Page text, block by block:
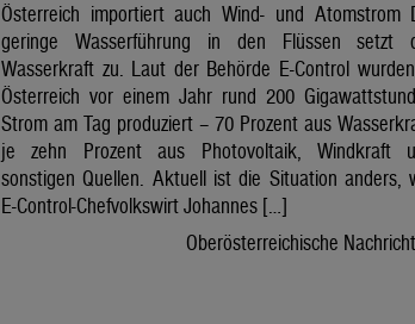
Österreich importiert auch Wind- und Atomstrom
geringe Wasserführung in den Flüssen setzt
Wasserkraft zu. Laut der Behörde E-Control
Österreich vor einem Jahr rund 200
Strom am Tag produziert – 70 Prozent aus
je zehn Prozent aus Photovoltaik, Windkraft
sonstigen Quellen. Aktuell ist die Situation anders,
E-Control-Chefvolkswirt Johannes […]
Oberösterreichische